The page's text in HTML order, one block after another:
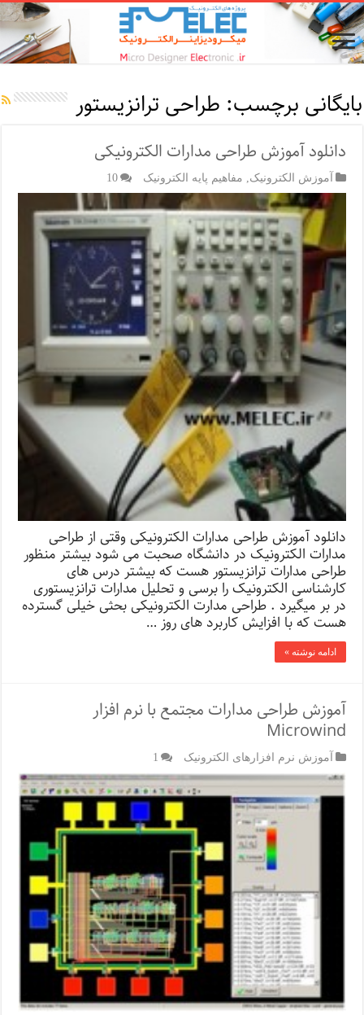
بایگانی برچسب: طراحی ترانزیستور
دانلود آموزش طراحی مدارات الکترونیکی
آموزش الکترونیک مفاهیم پایه الکترونیک 10
دانلود آموزش طراحی مدارات الکترونیکی وقتی از طراحی
مدارات الکترونیک در دانشگاه صحبت می شود بیشتر منظور
طراحی مدارات ترانزیستور هست که بیشتر درس های
کارشناسی الکترونیک را برسی و تحلیل مدارات ترانزیستوری
در بر میگیرد . طراحی مدارت الکترونیکی بحثی خیلی گسترده
هست که با افزایش کاربرد های روز …
ادامه نوشته »
آموزش طراحی مدارات مجتمع با نرم افزار
Microwind
آموزش نرم افزارهای الکترونیک 1